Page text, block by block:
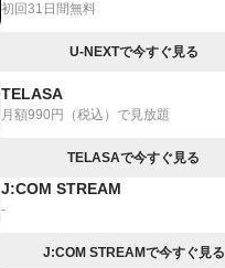
初回31日間無料
U-NEXTで今すぐ見る
TELASA
月額990円（税込）で見放題
TELASAで今すぐ見る
J:COM STREAM
-
J:COM STREAMで今すぐ見る